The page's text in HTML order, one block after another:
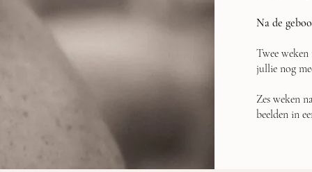
Na de
Twee
jullie nog
Zes weken
beelden in